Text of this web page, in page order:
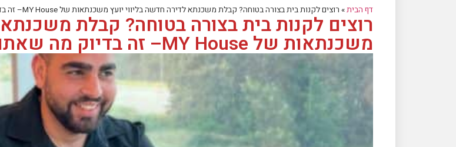
דף הבית» רוצים לקנות בית בצורה בטוחה? קבלת משכנתא לדירה חדשה בליווי יועץ משכנתאות של MY House– זה בדיוק מה שאתם צריכים!
רוצים לקנות בית בצורה בטוחה? קבלת משכנתא
משכנתאות של MY House– זה בדיוק מה שאתם צריכים!